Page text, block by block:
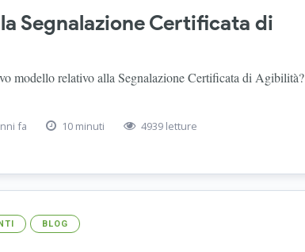
Segnalazione Certificata di
modello relativo alla Segnalazione Certificata di Agibilità?
fa 10 minuti 4939 letture
BLOG